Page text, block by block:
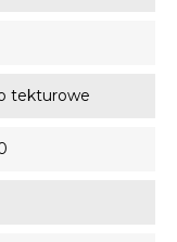
tekturowe